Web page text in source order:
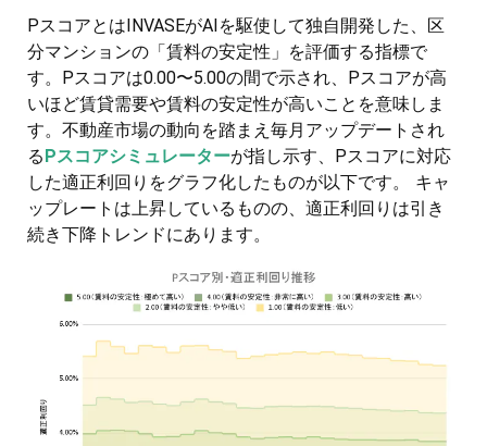
PスコアとはINVASEがAIを駆使して独自開発した、区
分マンションの「賃料の安定性」を評価する指標で
す。Pスコアは0.00〜5.00の間で示され、Pスコアが高
いほど賃貸需要や賃料の安定性が高いことを意味しま
す。不動産市場の動向を踏まえ毎月アップデートされ
るPスコアシミュレーターが指し示す、Pスコアに対応
した適正利回りをグラフ化したものが以下です。 キャ
ップレートは上昇しているものの、適正利回りは引き
続き下降トレンドにあります。